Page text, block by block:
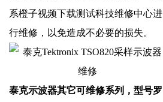
系橙子视频下载测试科技维修中心进
行维修，以免造成不必要的损失。
泰克示波器其它可维修系列，型号罗